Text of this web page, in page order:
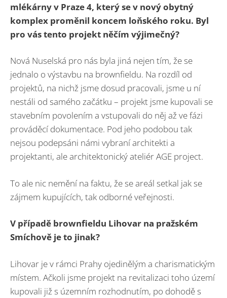
mlékárny v Praze 4, který se v nový obytný
komplex proměnil koncem loňského roku. Byl
pro vás tento projekt něčím výjimečný?
Nová Nuselská pro nás byla jiná nejen tím, že se
jednalo o výstavbu na brownfieldu. Na rozdíl od
projektů, na nichž jsme dosud pracovali, jsme u ní
nestáli od samého začátku – projekt jsme kupovali se
stavebním povolením a vstupovali do něj až ve fázi
prováděcí dokumentace. Pod jeho podobou tak
nejsou podepsáni námi vybraní architekti a
projektanti, ale architektonický ateliér AGE project.
To ale nic nemění na faktu, že se areál setkal jak se
zájmem kupujících, tak odborné veřejnosti.
V případě brownfieldu Lihovar na pražském
Smíchově je to jinak?
Lihovar je v rámci Prahy ojedinělým a charismatickým
místem. Ačkoli jsme projekt na revitalizaci toho území
kupovali již s územním rozhodnutím, po dohodě s